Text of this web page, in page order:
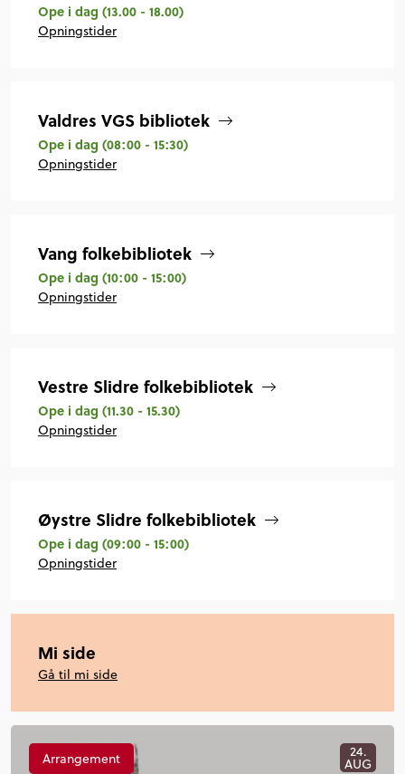
Ope i dag (13.00 - 18.00)
Opningstider
Valdres VGS bibliotek
Ope i dag (08:00 - 15:30)
Opningstider
Vang folkebibliotek
Ope i dag (10:00 - 15:00)
Opningstider
Vestre Slidre folkebibliotek
Ope i dag (11.30 - 15.30)
Opningstider
Øystre Slidre folkebibliotek
Ope i dag (09:00 - 15:00)
Opningstider
Mi side
Gå til mi side
Arrangement 24.
AUG